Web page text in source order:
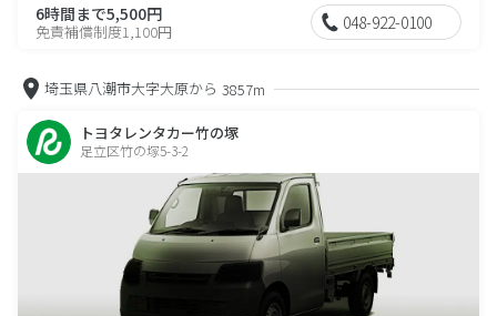
6時間まで5,500円
免責補償制度1,100円 048-922-0100
埼玉県八潮市大字大原から 3857m
トヨタレンタカー竹の塚
足立区竹の塚5-3-2